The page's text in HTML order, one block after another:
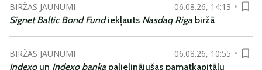
BIRŽAS JAUNUMI
06.08.26, 14:13
Signet Baltic Bond Fundiekļauts Nasdaq Riga biržā
BIRŽAS JAUNUMI
06.08.26, 10:55
Indexoun Indexo banka palielinājušas pamatkapitālu